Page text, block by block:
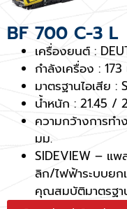
BF 700 C-3 L
เครื่องยนต์ :
กำลังเครื่อง :
มาตรฐานไอเสีย :
น้ำหนัก : 21.45 /
ความกว้างการท
มม.
SIDEVIEW – แ
ลิก/ไฟฟ้าระบบยก
คุณสมบัติมาตรฐา